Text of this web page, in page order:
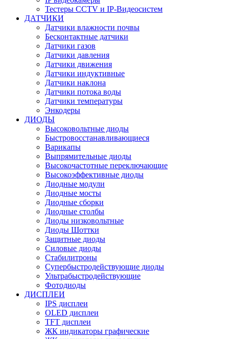
Тестеры CCTV и IP-Видеосистем
ДАТЧИКИ
Датчики влажности почвы
Бесконтактные датчики
Датчики газов
Датчики давления
Датчики движения
Датчики индуктивные
Датчики наклона
Датчики потока воды
Датчики температуры
Энкодеры
ДИОДЫ
Высоковольтные диоды
Быстровосстанавливающиеся
Варикапы
Выпрямительные диоды
Высокочастотные переключающие
Высокоэффективные диоды
Диодные модули
Диодные мосты
Диодные сборки
Диодные столбы
Диоды низковольтные
Диоды Шоттки
Защитные диоды
Силовые диоды
Стабилитроны
Супербыстродействующие диоды
Ультрабыстродействующие
Фотодиоды
ДИСПЛЕИ
IPS дисплеи
OLED дисплеи
TFT дисплеи
ЖК индикаторы графические